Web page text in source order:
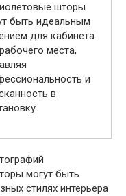
шторы
быть идеальным
для кабинета
места,
и
в
могут быть
стилях интерьера